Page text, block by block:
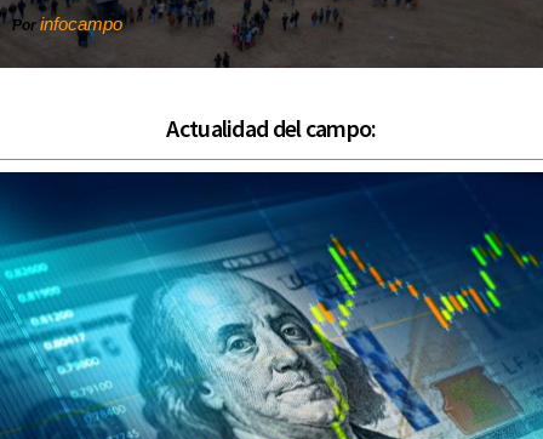
Por infocampo
Actualidad del campo: